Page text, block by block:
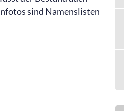
sind Namenslisten